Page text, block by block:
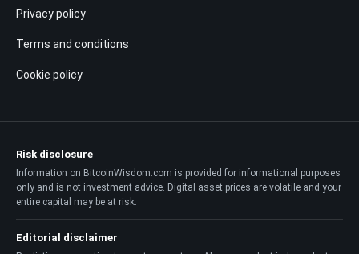
Privacy policy
Terms and conditions
Cookie policy
Risk disclosure
Information on BitcoinWisdom.com is provided for informational purposes
only and is not investment advice. Digital asset prices are volatile and your
entire capital may be at risk.
Editorial disclaimer